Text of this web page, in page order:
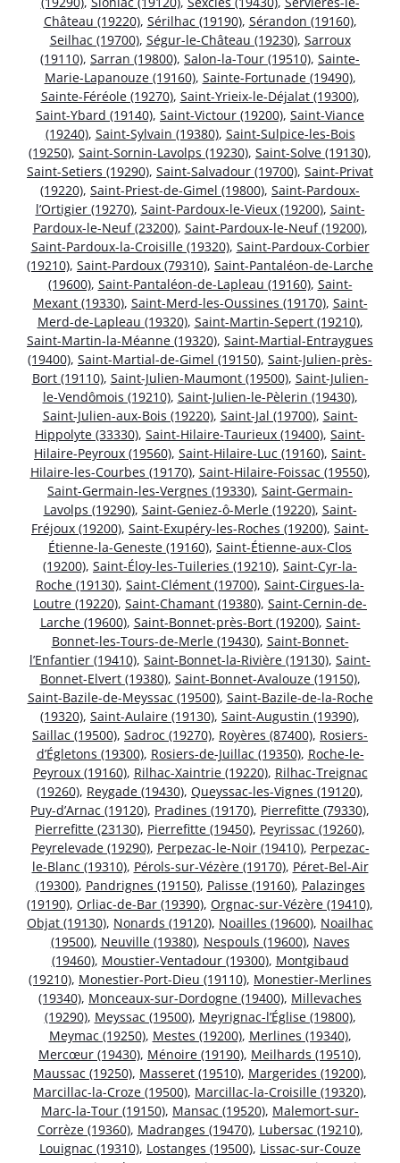
Château (19220), Sérilhac (19190), Sérandon (19160),
Seilhac (19700), Ségur-le-Château (19230), Sarroux
(19110), Sarran (19800), Salon-la-Tour (19510), Sainte-
Marie-Lapanouze (19160), Sainte-Fortunade (19490),
Sainte-Féréole (19270), Saint-Yrieix-le-Déjalat (19300),
Saint-Ybard (19140), Saint-Victour (19200), Saint-Viance
(19240), Saint-Sylvain (19380), Saint-Sulpice-les-Bois
(19250), Saint-Sornin-Lavolps (19230), Saint-Solve (19130),
Saint-Setiers (19290), Saint-Salvadour (19700), Saint-Privat
(19220), Saint-Priest-de-Gimel (19800), Saint-Pardoux-
l’Ortigier (19270), Saint-Pardoux-le-Vieux (19200), Saint-
Pardoux-le-Neuf (23200), Saint-Pardoux-le-Neuf (19200),
Saint-Pardoux-la-Croisille (19320), Saint-Pardoux-Corbier
(19210), Saint-Pardoux (79310), Saint-Pantaléon-de-Larche
(19600), Saint-Pantaléon-de-Lapleau (19160), Saint-
Mexant (19330), Saint-Merd-les-Oussines (19170), Saint-
Merd-de-Lapleau (19320), Saint-Martin-Sepert (19210),
Saint-Martin-la-Méanne (19320), Saint-Martial-Entraygues
(19400), Saint-Martial-de-Gimel (19150), Saint-Julien-près-
Bort (19110), Saint-Julien-Maumont (19500), Saint-Julien-
le-Vendômois (19210), Saint-Julien-le-Pèlerin (19430),
Saint-Julien-aux-Bois (19220), Saint-Jal (19700), Saint-
Hippolyte (33330), Saint-Hilaire-Taurieux (19400), Saint-
Hilaire-Peyroux (19560), Saint-Hilaire-Luc (19160), Saint-
Hilaire-les-Courbes (19170), Saint-Hilaire-Foissac (19550),
Saint-Germain-les-Vergnes (19330), Saint-Germain-
Lavolps (19290), Saint-Geniez-ô-Merle (19220), Saint-
Fréjoux (19200), Saint-Exupéry-les-Roches (19200), Saint-
Étienne-la-Geneste (19160), Saint-Étienne-aux-Clos
(19200), Saint-Éloy-les-Tuileries (19210), Saint-Cyr-la-
Roche (19130), Saint-Clément (19700), Saint-Cirgues-la-
Loutre (19220), Saint-Chamant (19380), Saint-Cernin-de-
Larche (19600), Saint-Bonnet-près-Bort (19200), Saint-
Bonnet-les-Tours-de-Merle (19430), Saint-Bonnet-
l’Enfantier (19410), Saint-Bonnet-la-Rivière (19130), Saint-
Bonnet-Elvert (19380), Saint-Bonnet-Avalouze (19150),
Saint-Bazile-de-Meyssac (19500), Saint-Bazile-de-la-Roche
(19320), Saint-Aulaire (19130), Saint-Augustin (19390),
Saillac (19500), Sadroc (19270), Royères (87400), Rosiers-
d’Égletons (19300), Rosiers-de-Juillac (19350), Roche-le-
Peyroux (19160), Rilhac-Xaintrie (19220), Rilhac-Treignac
(19260), Reygade (19430), Queyssac-les-Vignes (19120),
Puy-d’Arnac (19120), Pradines (19170), Pierrefitte (79330),
Pierrefitte (23130), Pierrefitte (19450), Peyrissac (19260),
Peyrelevade (19290), Perpezac-le-Noir (19410), Perpezac-
le-Blanc (19310), Pérols-sur-Vézère (19170), Péret-Bel-Air
(19300), Pandrignes (19150), Palisse (19160), Palazinges
(19190), Orliac-de-Bar (19390), Orgnac-sur-Vézère (19410),
Objat (19130), Nonards (19120), Noailles (19600), Noailhac
(19500), Neuville (19380), Nespouls (19600), Naves
(19460), Moustier-Ventadour (19300), Montgibaud
(19210), Monestier-Port-Dieu (19110), Monestier-Merlines
(19340), Monceaux-sur-Dordogne (19400), Millevaches
(19290), Meyssac (19500), Meyrignac-l’Église (19800),
Meymac (19250), Mestes (19200), Merlines (19340),
Mercœur (19430), Ménoire (19190), Meilhards (19510),
Maussac (19250), Masseret (19510), Margerides (19200),
Marcillac-la-Croze (19500), Marcillac-la-Croisille (19320),
Marc-la-Tour (19150), Mansac (19520), Malemort-sur-
Corrèze (19360), Madranges (19470), Lubersac (19210),
Louignac (19310), Lostanges (19500), Lissac-sur-Couze